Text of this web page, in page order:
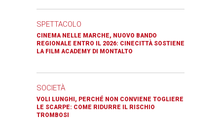
SPETTACOLO
CINEMA NELLE MARCHE, NUOVO BANDO
REGIONALE ENTRO IL 2026: CINECITTÀ SOSTIENE
LA FILM ACADEMY DI MONTALTO
SOCIETÀ
VOLI LUNGHI, PERCHÉ NON CONVIENE TOGLIERE
LE SCARPE: COME RIDURRE IL RISCHIO
TROMBOSI